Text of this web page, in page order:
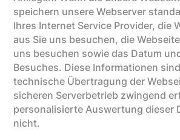
speichern unsere Webserver
Ihres Internet Service Provider, die
aus Sie uns besuchen, die
uns besuchen sowie das Datum
Besuches. Diese Informationen
technische Übertragung der
sicheren Serverbetrieb zwingend
personalisierte Auswertung dieser
nicht.